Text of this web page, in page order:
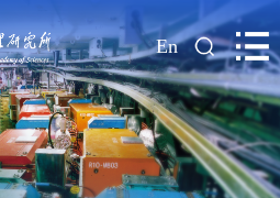
| En